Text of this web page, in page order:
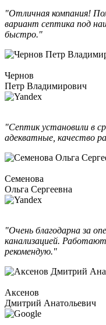
"Отличная компания!
вариант септика под
быстро."
Чернов
Петр Владимирович
"Септик установили в
адекватные, качество
Семенова
Ольга Сергеевна
"Очень благодарна за
канализацией.
рекомендую."
Аксенов
Дмитрий Анатольевич